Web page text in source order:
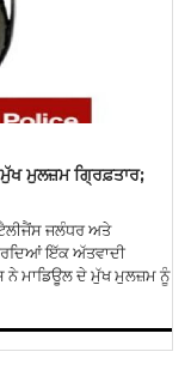
ਮੁੱਖ ਮੁਲਜ਼ਮ ਗ੍ਰਿਫ਼ਤਾਰ;
ਜਲੰਧਰ ਅਤੇ
ਇੱਕ ਅੱਤਵਾਦੀ
ਨੇ ਮਾਡਿਊਲ ਦੇ ਮੁੱਖ ਮੁਲਜ਼ਮ ਨੂੰ